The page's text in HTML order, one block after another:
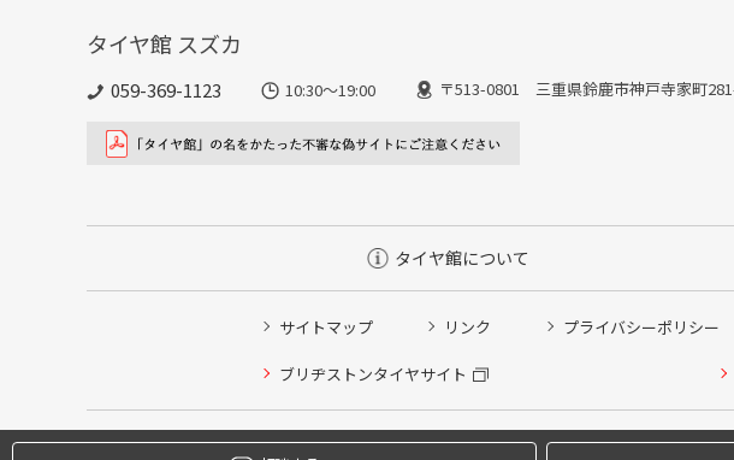
タイヤ館 スズカ
059-369-1123 10:30～19:00 〒513-0801 三重県鈴鹿市神戸寺家町
タイヤ館について
サイトマップ リンク プライバシーポリシー
ブリヂストンタイヤサイト
Copyright © 2024
タイヤ点検・安全点検/タイヤ履き替え/オイル交換/その他ピット作業の予約
クローク契約会員専用タイヤ履き替え※タイヤ履き替えを希望のクローク契約会員の
本日のタイヤ履き替え順番待ち予約 ※クローク契約会員の方はご利用いただけません